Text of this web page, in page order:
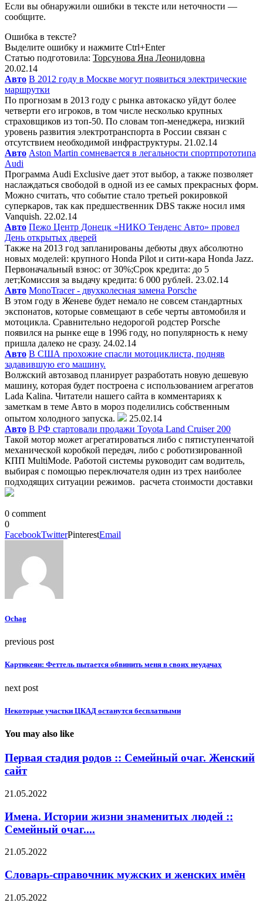
Если вы обнаружили ошибки в тексте или неточности —
сообщите.
Ошибка в тексте?
Выделите ошибку и нажмите Ctrl+Enter
Статью подготовила: Торсуновa Яна Леонидовна
20.02.14
Авто В 2012 году в Москве могут появиться электрические
маршрутки
По прогнозам в 2013 году с рынка автокаско уйдут более
четверти его игроков, в том числе несколько крупных
страховщиков из топ-50. По словам топ-менеджера, низкий
уровень развития электротранспорта в России связан с
отсутствием необходимой инфраструктуры. 21.02.14
Авто Aston Martin сомневается в легальности спортпрототипа
Audi
Программа Audi Exclusive дает этот выбор, а также позволяет
наслаждаться свободой в одной из ее самых прекрасных форм.
Можно считать, что событие стало третьей рокировкой
суперкаров, так как предшественник DBS также носил имя
Vanquish. 22.02.14
Авто Пежо Центр Донецк «НИКО Тенденс Авто» провел
День открытых дверей
Также на 2013 год запланированы дебюты двух абсолютно
новых моделей: крупного Honda Pilot и сити-кара Honda Jazz.
Первоначальный взнос: от 30%;Срок кредита: до 5
лет;Комиссия за выдачу кредита: 6 000 рублей. 23.02.14
Авто MonoTracer - двухколесная замена Porsche
В этом году в Женеве будет немало не совсем стандартных
экспонатов, которые совмещают в себе черты автомобиля и
мотоцикла. Сравнительно недорогой родстер Porsche
появился на рынке еще в 1996 году, но популярность к нему
пришла далеко не сразу. 24.02.14
Авто В США прохожие спасли мотоциклиста, подняв
задавившую его машину.
Волжский автозавод планирует разработать новую дешевую
машину, которая будет построена с использованием агрегатов
Lada Kalina. Читатели нашего сайта в комментариях к
заметкам в теме Авто в мороз поделились собственным
опытом холодного запуска.
25.02.14
Авто В РФ стартовали продажи Toyota Land Cruiser 200
Такой мотор может агрегатироваться либо с пятиступенчатой
механической коробкой передач, либо с роботизированной
КПП MultiMode. Работой системы руководит сам водитель,
выбирая с помощью переключателя один из трех наиболее
подходящих ситуации режимов. расчета стоимости доставки
0 comment
0
FacebookTwitterPinterestEmail
Ochag
previous post
Картикеян: Феттель пытается обвинить меня в своих неудачах
next post
Некоторые участки ЦКАД останутся бесплатными
You may also like
Первая стадия родов :: Семейный очаг. Женский
сайт
21.05.2022
Имена. Истории жизни знаменитых людей ::
Семейный очаг....
21.05.2022
Словарь-справочник мужских и женских имён
21.05.2022